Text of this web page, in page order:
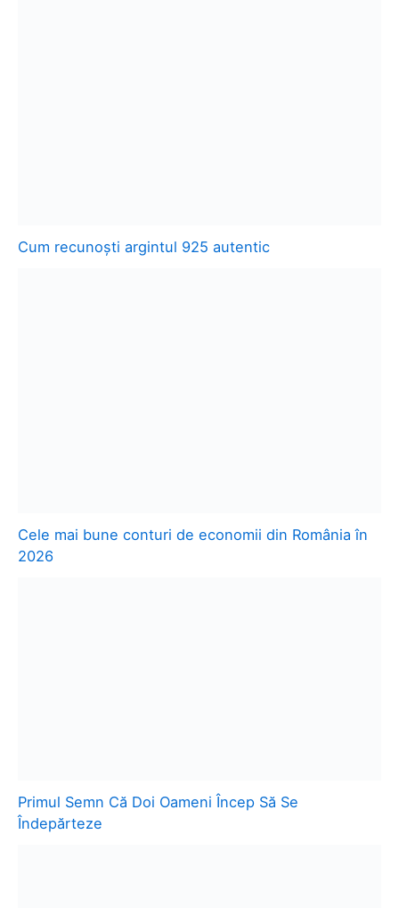
Cum recunoști argintul 925 autentic
Cele mai bune conturi de economii din România în
2026
Primul Semn Că Doi Oameni Încep Să Se
Îndepărteze